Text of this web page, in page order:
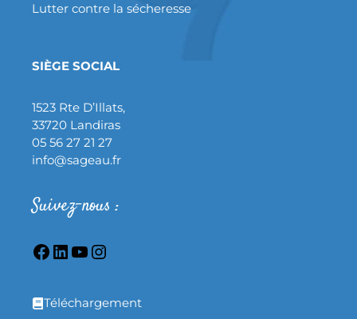
Lutter contre la sécheresse
SIÈGE SOCIAL
1523 Rte D’Illats,
33720 Landiras
05 56 27 21 27
info@sageau.fr
Suivez-nous :
Téléchargement